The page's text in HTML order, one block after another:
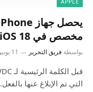
مخصص في iOS 18
بواسطة فريق التحرير 11 يونيو، 2024
التي تم الإبلاغ عنها